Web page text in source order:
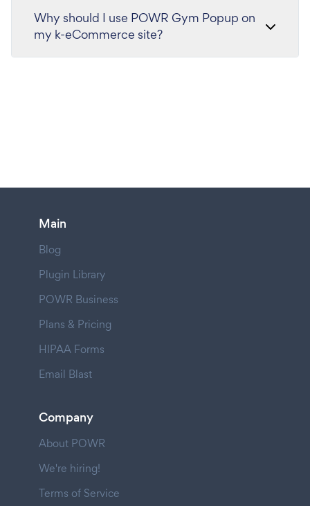
Why should I use POWR Gym Popup on
my k-eCommerce site?
Main
Blog
Plugin Library
POWR Business
Plans & Pricing
HIPAA Forms
Email Blast
Company
About POWR
We're hiring!
Terms of Service